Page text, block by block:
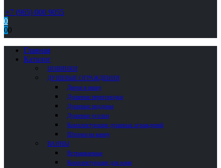
+7 (965) 000 9055
0
00
Главная
Каталог
НОВИНКИ
ДУШЕВЫЕ ОГРАЖДЕНИЯ
Двери в нишу
Душевые перегородки
Душевые поддоны
Душевые уголки
Комплектующие душевых ограждений
Шторки на ванну
ВАННЫ
Встраиваемые
Комплектующие для ванн